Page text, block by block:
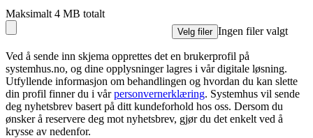
Maksimalt 4 MB totalt
Velg filer Ingen filer valgt
Ved å sende inn skjema opprettes det en brukerprofil på
systemhus.no, og dine opplysninger lagres i vår digitale løsning.
Utfyllende informasjon om behandlingen og hvordan du kan slette
din profil finner du i vår personvernerklæring. Systemhus vil sende
deg nyhetsbrev basert på ditt kundeforhold hos oss. Dersom du
ønsker å reservere deg mot nyhetsbrev, gjør du det enkelt ved å
krysse av nedenfor.